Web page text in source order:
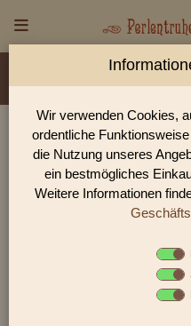
Material/Glassorte Sorte/
Größen
Perlen Shop für
In unserem Perlen Shop
Blüten & Blätter
Sie befinden sich
gedrückte Perlen|
Wir verwenden Cookies,
ordentliche
die Nutzung unseres
ein bestmögliches
Weitere Informationen